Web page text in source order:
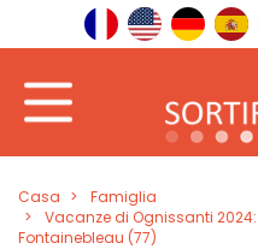
Casa
Famiglia
Vacanze di Ognissanti
Fontainebleau (77)